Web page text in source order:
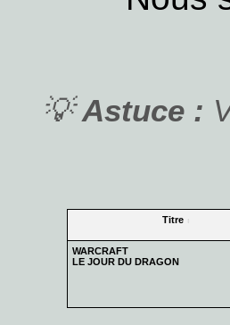
💡Astuce :
Titre
WARCRAFT
LE JOUR DU DRAGON